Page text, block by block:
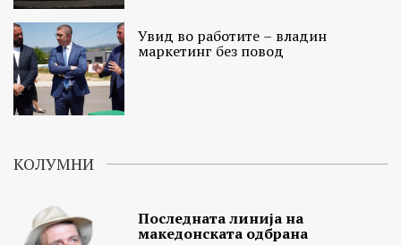
Увид во работите – владин
маркетинг без повод
КОЛУМНИ
Последната линија на
македонската одбрана